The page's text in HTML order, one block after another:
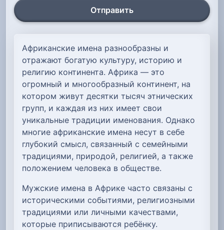
Отправить
Африканские имена разнообразны и
отражают богатую культуру, историю и
религию континента. Африка — это
огромный и многообразный континент, на
котором живут десятки тысяч этнических
групп, и каждая из них имеет свои
уникальные традиции именования. Однако
многие африканские имена несут в себе
глубокий смысл, связанный с семейными
традициями, природой, религией, а также
положением человека в обществе.
Мужские имена в Африке часто связаны с
историческими событиями, религиозными
традициями или личными качествами,
которые приписываются ребёнку.